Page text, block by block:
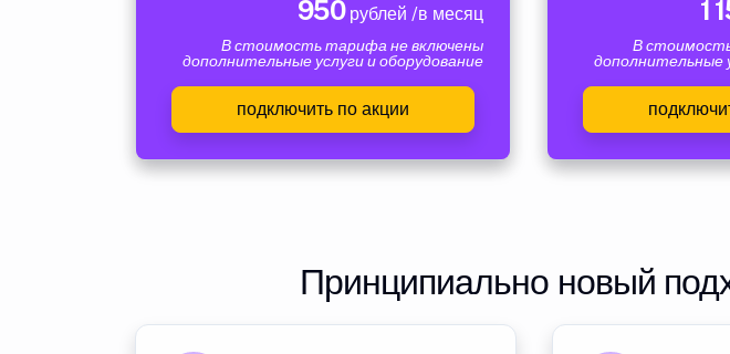
950рублей /в месяц
В стоимость тарифа не включены
дополнительные услуги и оборудование
подключить по акции
1
В
дополнительные
Принципиально новый